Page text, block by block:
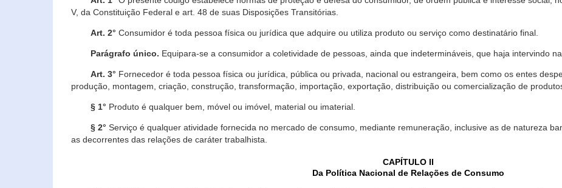
V, da Constituição Federal e art. 48 de suas Disposições Transitórias.
Art. 2° Consumidor é toda pessoa física ou jurídica que adquire ou utiliza produto ou serviço como destinatário final.
Parágrafo único. Equipara-se a consumidor a coletividade de pessoas, ainda que indetermináveis, que haja intervindo
Art. 3° Fornecedor é toda pessoa física ou jurídica, pública ou privada, nacional ou estrangeira, bem como os entes
produção, montagem, criação, construção, transformação, importação, exportação, distribuição ou comercialização de
§ 1° Produto é qualquer bem, móvel ou imóvel, material ou imaterial.
§ 2° Serviço é qualquer atividade fornecida no mercado de consumo, mediante remuneração, inclusive as de natureza
as decorrentes das relações de caráter trabalhista.
CAPÍTULO II
Da Política Nacional de Relações de Consumo